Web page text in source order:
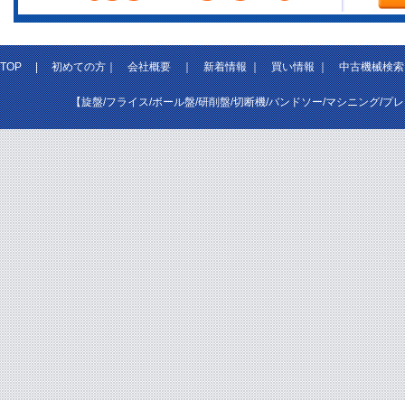
TOP|初めての方｜会社概要｜新着情報｜買い情報｜中古機械検索
【旋盤/フライス/ボール盤/研削盤/切断機/バンドソー/マシニング/プ